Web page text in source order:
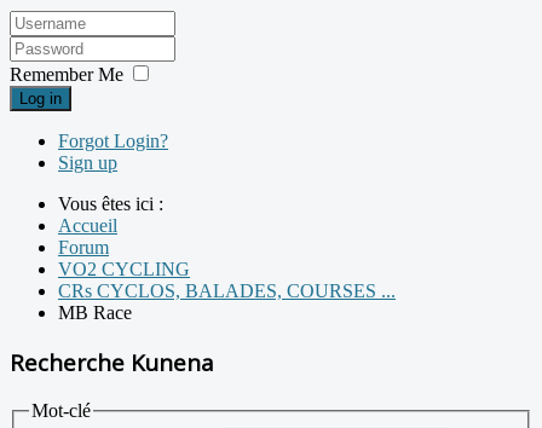
Remember Me
Log in
Forgot Login?
Sign up
Vous êtes ici :
Accueil
Forum
VO2 CYCLING
CRs CYCLOS, BALADES, COURSES ...
MB Race
Recherche Kunena
Mot-clé